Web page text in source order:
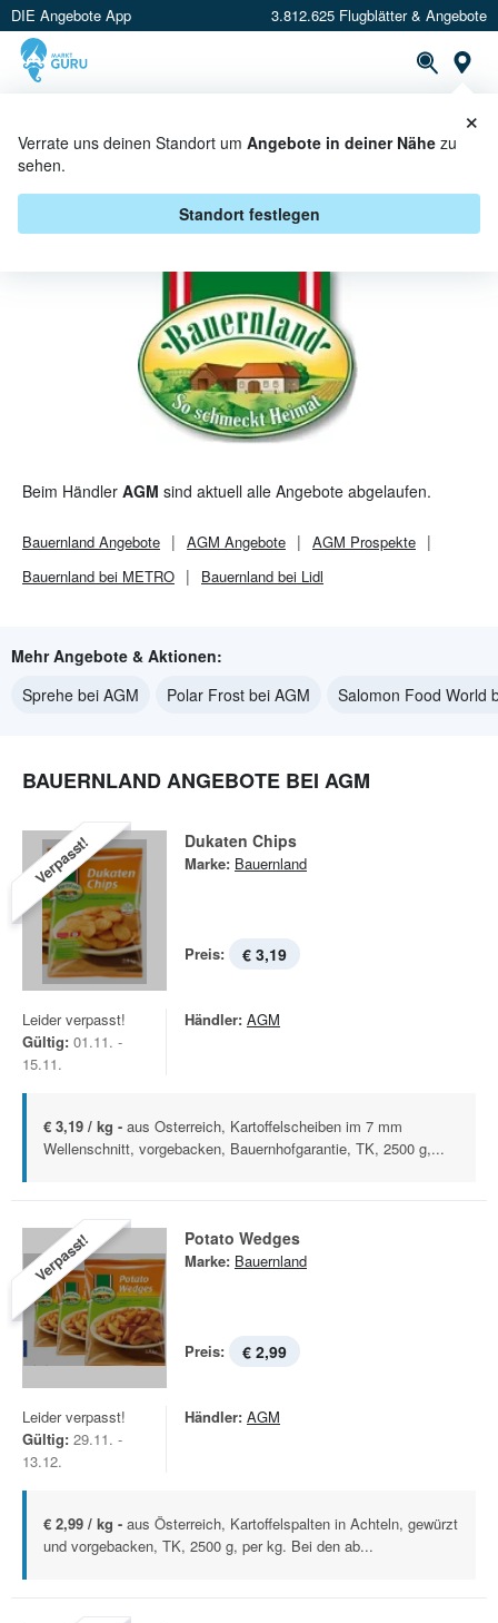
DIE Angebote App 3.812.625 Flugblätter & Angebote
Verrate uns deinen Standort um Angebote in deiner Nähe zu
sehen.
Standort festlegen
×
BAUERNLAND BEI AGM -
ANGEBOTE & AKTIONEN
Beim Händler AGM sind aktuell alle Angebote abgelaufen.
Bauernland Angebote AGM Angebote AGM Prospekte
Bauernland bei METRO
Bauernland bei Lidl
Mehr Angebote & Aktionen:
Sprehe bei AGM
Polar Frost bei AGM Salomon Food World
BAUERNLAND ANGEBOTE BEI AGM
Verpasst! Dukaten Chips
Marke: Bauernland
Preis: € 3,19
Leider verpasst!
Gültig: 01.11. -
15.11.
Händler: AGM
€ 3,19 / kg - aus Osterreich, Kartoffelscheiben im 7 mm
Wellenschnitt, vorgebacken, Bauernhofgarantie, TK, 2500 g,...
Verpasst! Potato Wedges
Marke: Bauernland
Preis: € 2,99
Leider verpasst!
Gültig: 29.11. -
13.12.
Händler: AGM
€ 2,99 / kg - aus Österreich, Kartoffelspalten in Achteln, gewürzt
und vorgebacken, TK, 2500 g, per kg. Bei den ab...